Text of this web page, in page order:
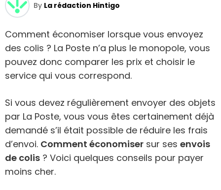
By La rédaction Hintigo
Comment économiser lorsque vous envoyez
des colis ? La Poste n’a plus le monopole, vous
pouvez donc comparer les prix et choisir le
service qui vous correspond.
Si vous devez régulièrement envoyer des objets
par La Poste, vous vous êtes certainement déjà
demandé s’il était possible de réduire les frais
d’envoi. Comment économiser sur ses envois
de colis ? Voici quelques conseils pour payer
moins cher.